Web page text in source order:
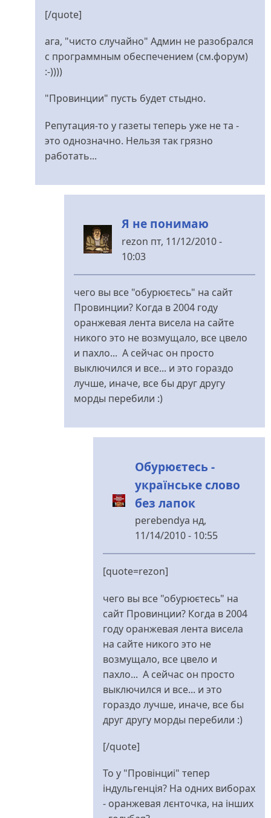
[/quote]
ага, "чисто случайно" Админ не разобрался
с программным обеспечением (см.форум)
:-))))
"Провинции" пусть будет стыдно.
Репутация-то у газеты теперь уже не та -
это однозначно. Нельзя так грязно
работать...
Я не понимаю
rezon пт, 11/12/2010 -
10:03
У
відповідь
до
"Провинции"
будет
ed_ukr
чего вы все "обурюєтесь" на сайт
Провинции? Когда в 2004 году
оранжевая лента висела на сайте
никого это не возмущало, все цвело
и пахло... А сейчас он просто
выключился и все... и это гораздо
лучше, иначе, все бы друг другу
морды перебили :)
Обурюєтесь -
українське слово
без лапок
perebendya нд,
11/14/2010 - 10:55
У
відповідь
Я
не
понимаю
від
rezon
[quote=rezon]
чего вы все "обурюєтесь" на
сайт Провинции? Когда в 2004
году оранжевая лента висела
на сайте никого это не
возмущало, все цвело и
пахло... А сейчас он просто
выключился и все... и это
гораздо лучше, иначе, все бы
друг другу морды перебили :)
[/quote]
То у "Провінциі" тепер
індульгенція? На одних виборах
- оранжевая лєнточка, на інших